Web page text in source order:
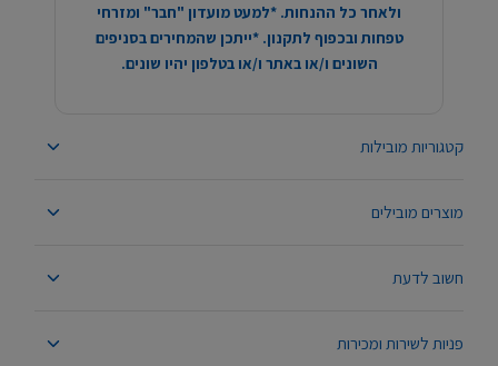
קטגוריות מובילות
מוצרים מובילים
חשוב לדעת
פניות לשירות ומכירות
ולאחר כל ההנחות. *למעט מועדון "חבר" ומזרחי
טפחות ובכפוף לתקנון. *ייתכן שהמחירים בסניפים
השונים ו/או באתר ו/או בטלפון יהיו שונים.